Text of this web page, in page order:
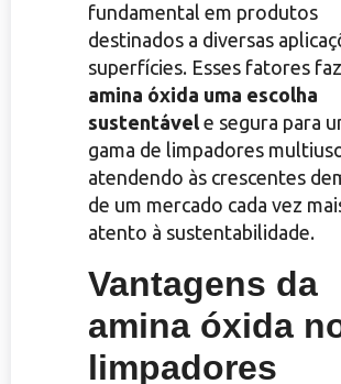
fundamental em produtos
destinados a diversas
superfícies. Esses fatores
amina óxida uma escolha
sustentável e segura para
gama de limpadores
atendendo às crescentes
de um mercado cada vez
atento à sustentabilidade.
Vantagens da
amina óxida
limpadores